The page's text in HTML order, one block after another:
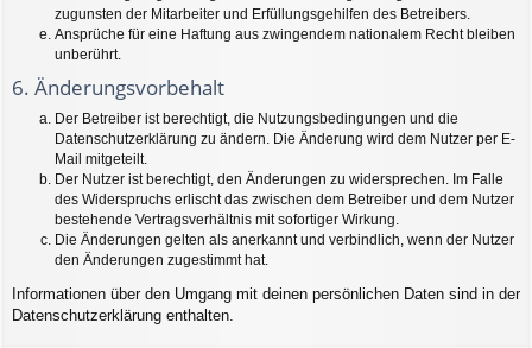
zugunsten der Mitarbeiter und Erfüllungsgehilfen des Betreibers.
Ansprüche für eine Haftung aus zwingendem nationalem Recht bleiben
unberührt.
6. Änderungsvorbehalt
Der Betreiber ist berechtigt, die Nutzungsbedingungen und die
Datenschutzerklärung zu ändern. Die Änderung wird dem Nutzer per E-
Mail mitgeteilt.
Der Nutzer ist berechtigt, den Änderungen zu widersprechen. Im Falle
des Widerspruchs erlischt das zwischen dem Betreiber und dem Nutzer
bestehende Vertragsverhältnis mit sofortiger Wirkung.
Die Änderungen gelten als anerkannt und verbindlich, wenn der Nutzer
den Änderungen zugestimmt hat.
Informationen über den Umgang mit deinen persönlichen Daten sind in der
Datenschutzerklärung enthalten.